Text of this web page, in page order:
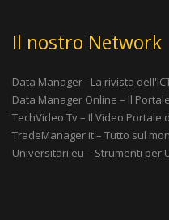
Il nostro Network
Data Manager - La rivista
Data Manager Online – Il
TechVideo.Tv – Il Video Portale
TradeManager.it – Tutto sul
Universitari.eu – Strumenti per